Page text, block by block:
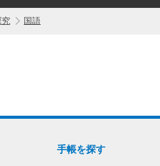
究 国語
手帳を探す